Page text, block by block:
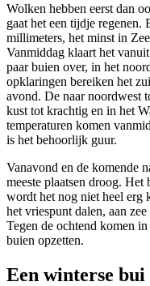
Wolken hebben eerst dan
gaat het een tijdje regenen.
millimeters, het minst in
Vanmiddag klaart het
paar buien over, in het
opklaringen bereiken het
avond. De naar noordwest
kust tot krachtig en in het
temperaturen komen
is het behoorlijk guur.
Vanavond en de komende
meeste plaatsen droog.
wordt het nog niet heel
het vriespunt dalen, aan
Tegen de ochtend komen
buien opzetten.
Een winterse bui